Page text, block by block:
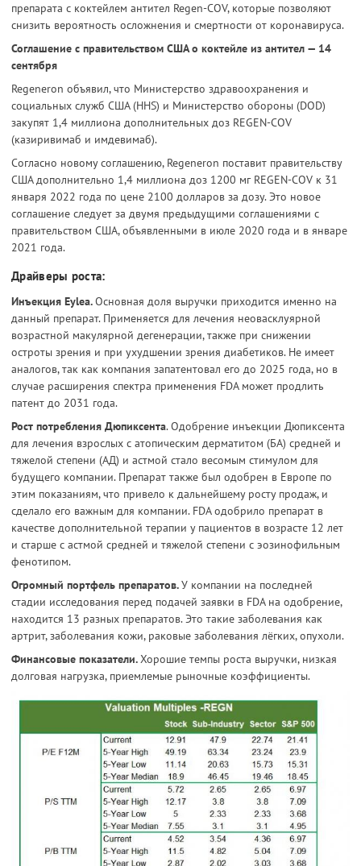
препарата с коктейлем антител Regen-COV, которые позволяют
снизить вероятность осложнения и смертности от коронавируса.
Соглашение с правительством США о коктейле из антител — 14
сентября
Regeneron объявил, что Министерство здравоохранения и
социальных служб США (HHS) и Министерство обороны (DOD)
закупят 1,4 миллиона дополнительных доз REGEN-COV
(казиривимаб и имдевимаб).
Согласно новому соглашению, Regeneron поставит правительству
США дополнительно 1,4 миллиона доз 1200 мг REGEN-COV к 31
января 2022 года по цене 2100 долларов за дозу. Это новое
соглашение следует за двумя предыдущими соглашениями с
правительством США, объявленными в июле 2020 года и в январе
2021 года.
Драйверы роста:
Инъекция Eylea.Основная доля выручки приходится именно на
данный препарат. Применяется для лечения неовасклуярной
возрастной макулярной дегенерации, также при снижении
остроты зрения и при ухудшении зрения диабетиков. Не имеет
аналогов, так как компания запатентовал его до 2025 года, но в
случае расширения спектра применения FDA может продлить
патент до 2031 года.
Рост потребления Дюпиксента. Одобрение инъекции Дюпиксента
для лечения взрослых с атопическим дерматитом (БА) средней и
тяжелой степени (АД) и астмой стало весомым стимулом для
будущего компании. Препарат также был одобрен в Европе по
этим показаниям, что привело к дальнейшему росту продаж, и
сделало его важным для компании. FDA одобрило препарат в
качестве дополнительной терапии у пациентов в возрасте 12 лет
и старше с астмой средней и тяжелой степени с эозинофильным
фенотипом.
Огромный портфель препаратов.У компании на последней
стадии исследования перед подачей заявки в FDA на одобрение,
находится 13 разных препаратов. Это такие заболевания как
артрит, заболевания кожи, раковые заболевания лёгких, опухоли.
Финансовые показатели.Хорошие темпы роста выручки, низкая
долговая нагрузка, приемлемые рыночные коэффициенты.